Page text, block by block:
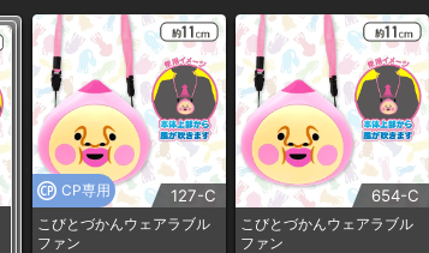
CP専用 127-C
こびとづかんウェアラブル
ファン
654-C
こびとづかんウェアラブル
ファン